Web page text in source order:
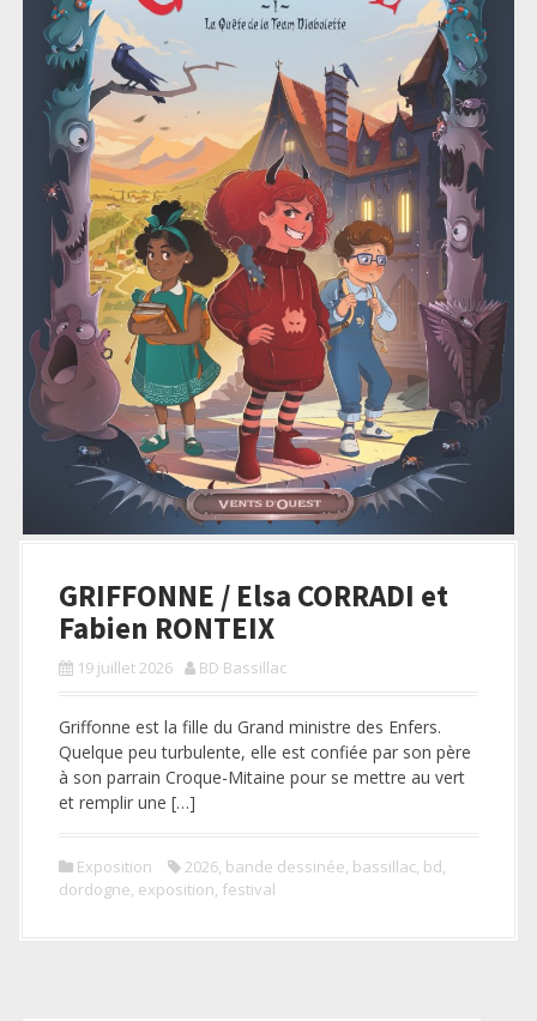
GRIFFONNE / Elsa CORRADI et
Fabien RONTEIX
19 juillet 2026 BD Bassillac
Griffonne est la fille du Grand ministre des Enfers.
Quelque peu turbulente, elle est confiée par son père
à son parrain Croque-Mitaine pour se mettre au vert
et remplir une […]
Exposition 2026, bande dessinée, bassillac, bd,
dordogne, exposition, festival